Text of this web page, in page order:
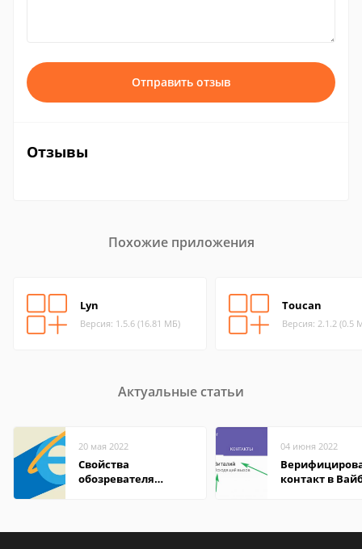
Отправить отзыв
Отзывы
Похожие приложения
Lyn
Версия: 1.5.6 (16.81 МБ)
Toucan
Версия: 2.1.2 (0.5
Актуальные статьи
20 мая 2022
Свойства
обозревателя
04 июня 2022
контакт в